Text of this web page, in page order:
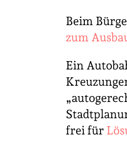
Beim
zum
Ein
frei für